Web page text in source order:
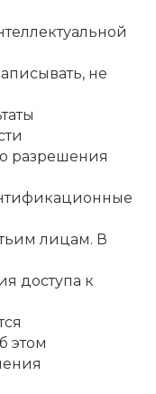
не
разрешения
лицам. В
доступа к
этом